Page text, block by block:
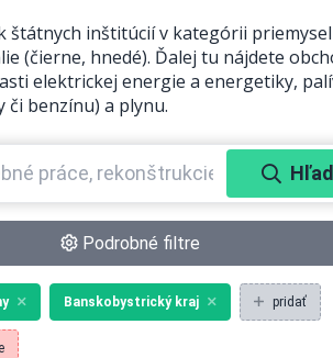
štátnych inštitúcií v kategórii
(čierne, hnedé). Ďalej tu nájdete
elektrickej energie a energetiky,
benzínu) a plynu.
Podrobné filtre
Banskobystrický kraj pridať